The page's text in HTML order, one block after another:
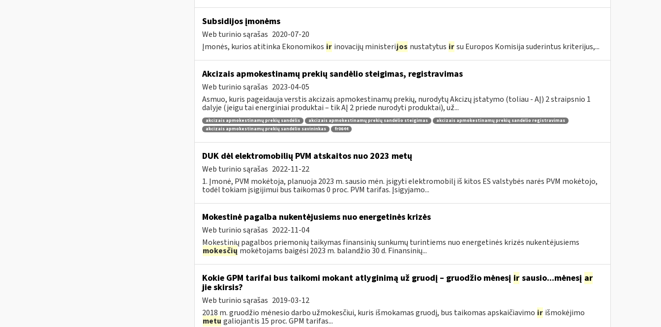
Subsidijos įmonėms
Web turinio sąrašas 2020-07-20
Įmonės, kurios atitinka Ekonomikos ir inovacijų ministerijos nustatytus ir su Europos Komisija suderintus kriterijus,...
Akcizais apmokestinamų prekių sandėlio steigimas, registravimas
Web turinio sąrašas 2023-04-05
Asmuo, kuris pageidauja verstis akcizais apmokestinamų prekių, nurodytų Akcizų įstatymo (toliau - AĮ) 2 straipsnio 1
dalyje (jeigu tai energiniai produktai – tik AĮ 2 priede nurodyti produktai), už...
akcizais apmokestinamų prekių sandėlis akcizais apmokestinamų prekių sandėlio steigimas
akcizais apmokestinamų prekių sandėlio registravimas
akcizais apmokestinamų prekių sandėlio savininkas
fr0644
DUK dėl elektromobilių PVM atskaitos nuo 2023 metų
Web turinio sąrašas 2022-11-22
1. Įmonė, PVM mokėtoja, planuoja 2023 m. sausio mėn. įsigyti elektromobilį iš kitos ES valstybės narės PVM mokėtojo,
todėl tokiam įsigijimui bus taikomas 0 proc. PVM tarifas. Įsigyjamo...
Mokestinė pagalba nukentėjusiems nuo energetinės krizės
Web turinio sąrašas 2022-11-04
Mokestinių pagalbos priemonių taikymas finansinių sunkumų turintiems nuo energetinės krizės nukentėjusiems
mokesčių mokėtojams baigėsi 2023 m. balandžio 30 d. Finansinių...
Kokie GPM tarifai bus taikomi mokant atlyginimą už gruodį – gruodžio mėnesį irsausio...mėnesį ar
jie skirsis?
Web turinio sąrašas 2019-03-12
2018 m. gruodžio mėnesio darbo užmokesčiui, kuris išmokamas gruodį, bus taikomas apskaičiavimo ir išmokėjimo
metu galiojantis 15 proc. GPM tarifas...